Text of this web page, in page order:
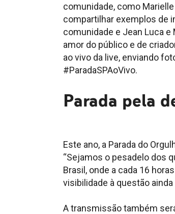
comunidade, como Marielle
compartilhar exemplos de
comunidade e Jean Luca e
amor do público e de
ao vivo da live, enviando
#ParadaSPAoVivo.
Parada pela
Este ano, a Parada do
“Sejamos o pesadelo dos
Brasil, onde a cada 16
visibilidade à questão
A transmissão também